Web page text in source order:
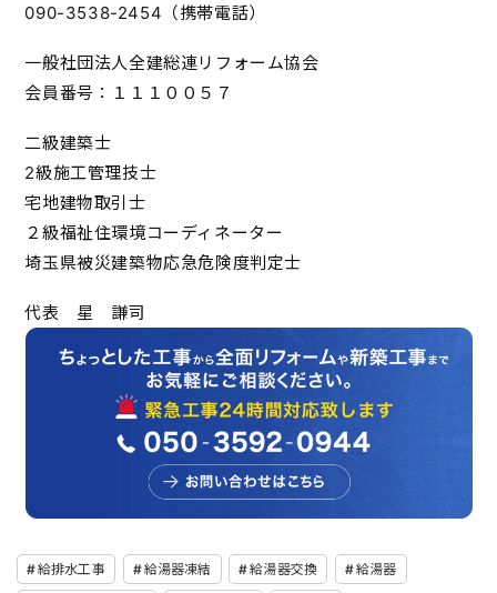
090-3538-2454（携帯電話）
一般社団法人全建総連リフォーム協会
会員番号：１１１００５７
二級建築士
2級施工管理技士
宅地建物取引士
２級福祉住環境コーディネーター
埼玉県被災建築物応急危険度判定士
代表 星 謙司
給排水工事 給湯器凍結 給湯器交換 給湯器